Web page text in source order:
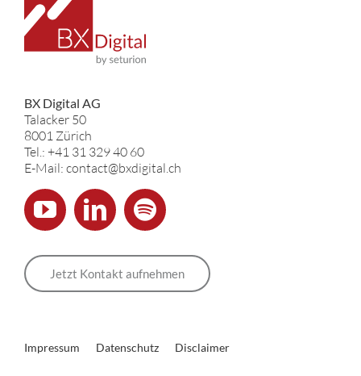
BX Digital AG
Talacker 50
8001 Zürich
Tel.: +41 31 329 40 60
E-Mail: contact@bxdigital.ch
Jetzt Kontakt aufnehmen
Impressum Datenschutz Disclaimer